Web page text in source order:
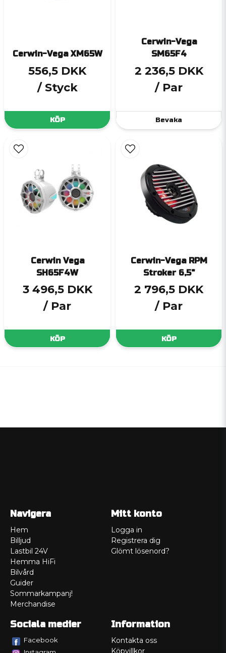
Cerwin-Vega XM65W
556,5 DKK
/ Styck
KÖP
Cerwin-Vega
SM65F4
2 236,5 DKK
/ Par
Bevaka
Cerwin Vega
SH65F4W
3 496,5 DKK
/ Par
KÖP
Cerwin-Vega RPM
Stroker 6,5"
2 796,5 DKK
/ Par
KÖP
Navigera
Hem
Billjud
Lastbil 24V
Hemma HiFi
Bilvård
Guider
Sommarkampanj!
Merchandise
Mitt konto
Logga in
Registrera dig
Glömt lösenord?
Sociala medier
Facebook
Information
Kontakta oss
Köpvillkor